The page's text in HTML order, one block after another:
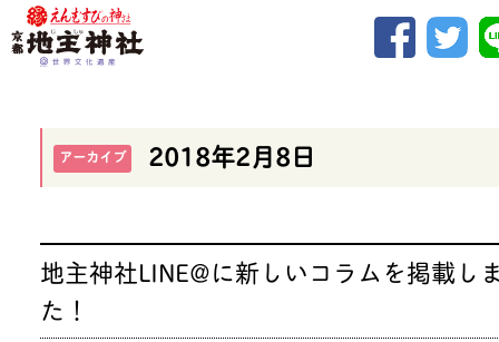
アーカイブ 2018年2月8日
地主神社LINE@に新しいコラムを掲載し
た！